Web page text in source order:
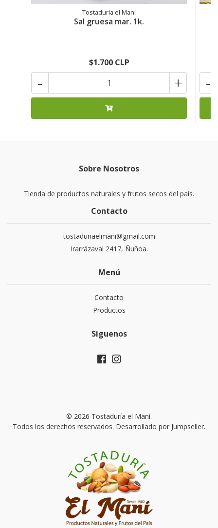
Tostaduría el Maní
Sal gruesa mar. 1k.
$1.700 CLP
+
- -
Sobre Nosotros
Tienda de productos naturales y frutos secos del país.
Contacto
tostaduriaelmani@gmail.com
Irarrázaval 2417, Ñuñoa.
Menú
Contacto
Productos
Síguenos
© 2026 Tostaduría el Maní.
Todos los derechos reservados. Desarrollado por Jumpseller.